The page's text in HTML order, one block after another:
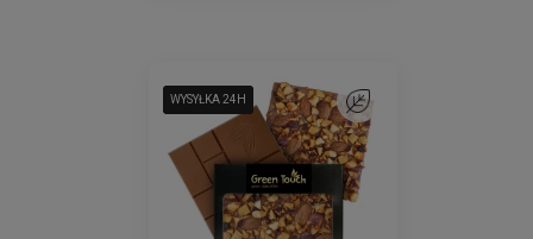
WYSYŁKA 24H
WYSYŁKA 24H
WYSYŁKA 24H Do ulubionych